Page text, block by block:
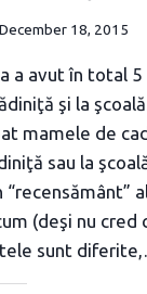
December 18, 2015
a avut în total 5
şi la
mamele de
sau la
“recensământ”
(deşi nu cred
sunt